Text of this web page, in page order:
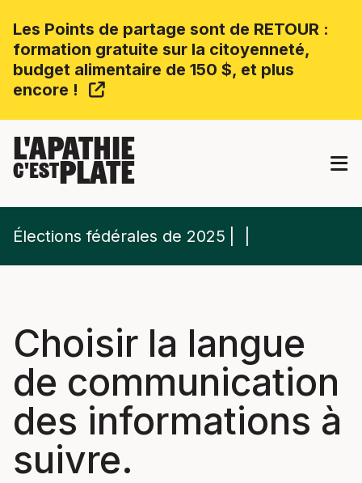
Les Points de partage sont de RETOUR :
formation gratuite sur la citoyenneté,
budget alimentaire de 150 $, et plus
encore !
L'APATHIE
C'ESTPLATE
Élections fédérales de 2025
Choisir la langue
de communication
des informations à
suivre.